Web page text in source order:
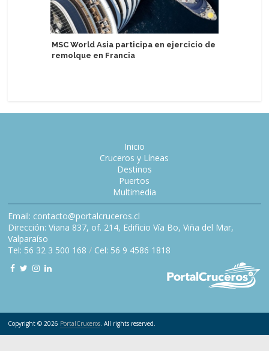
MSC World Asia participa en ejercicio de
remolque en Francia
Inicio
Cruceros y Líneas
Destinos
Puertos
Multimedia
Email: contacto@portalcruceros.cl
Dirección: Viana 837, of. 214, Edificio Vía Bo, Viña del Mar,
Valparaíso
Tel: 56 32 3 500 168 / Cel: 56 9 4586 1818
Copyright © 2026 PortalCruceros. All rights reserved.